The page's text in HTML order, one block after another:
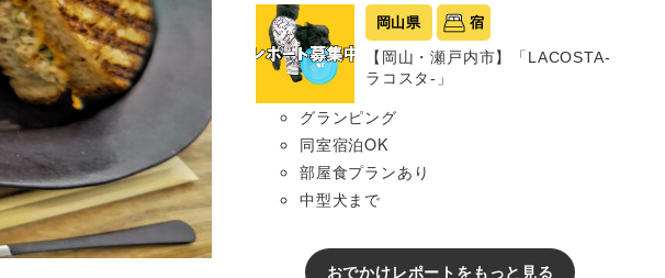
岡山県 宿
【岡山・瀬戸内市】「LACOSTA-
ラコスタ-」
グランピング
同室宿泊OK
部屋食プランあり
中型犬まで
おでかけレポートをもっと見る